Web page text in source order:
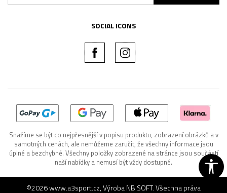
SOCIAL ICONS
Snažíme se být co nejpřesnější v popisu produktu, zobrazení obrázků a v
samotných cenách, ale nemůžeme zaručit, že všechny informace jsou
úplné a bezchybné. Všechny položky zobrazené na stránce jsou součástí
naší nabídky a nemusí být vždy dostupné.
©2026www.a3sport.cz, VýrobaNB SOFT. Všechna práva